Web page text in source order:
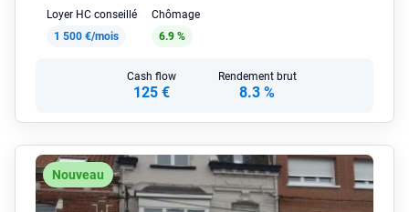
Loyer HC conseillé
1 500 €/mois
Chômage
6.9 %
Cash flow
125 €
Rendement brut
8.3 %
Nouveau